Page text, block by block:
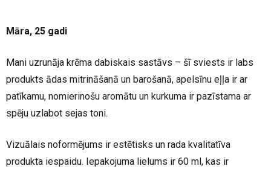
Māra, 25 gadi
Mani uzrunāja krēma dabiskais sastāvs – šī sviests ir labs
produkts ādas mitrināšanā un barošanā, apelsīnu eļļa ir ar
patīkamu, nomierinošu aromātu un kurkuma ir pazīstama ar
spēju uzlabot sejas toni.
Vizuālais noformējums ir estētisks un rada kvalitatīva
produkta iespaidu. Iepakojuma lielums ir 60 ml, kas ir